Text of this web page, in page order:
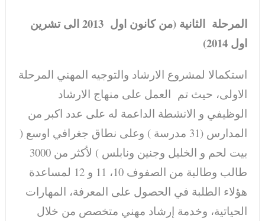
المرحلة الثانية (من كانون اول 2013 الى تشرين
اول 2014)
استكمالا لمشروع الارشاد والتوجيه المهني المرحلة
الاولى، حيث تم العمل على منهاج الارشاد
الوظيفي و الانشطة الداعمة له على عدد اكبر من
المدارس (31 مدرسة ) وعلى نطاق جغرافي اوسع (
بيت لحم و الخليل وجنين ونابلس ) لأكثر من 3000
طالب وطالبة من الصفوف 10، 11 و 12 لمساعدة
هؤلاء الطلبة في الحصول على المعرفة، المهارات
الحياتية، وخدمة إرشاد مهني متخصص من خلال